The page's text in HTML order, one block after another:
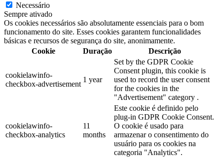
Necessário
Sempre ativado
Os cookies necessários são absolutamente essenciais para o bom
funcionamento do site. Esses cookies garantem funcionalidades
básicas e recursos de segurança do site, anonimamente.
Cookie
Duração Descrição
cookielawinfo-
checkbox-advertisement
1 year
Set by the GDPR Cookie
Consent plugin, this cookie is
used to record the user consent
for the cookies in the
"Advertisement" category .
cookielawinfo-
checkbox-analytics
11
months
Este cookie é definido pelo
plug-in GDPR Cookie Consent.
O cookie é usado para
armazenar o consentimento do
usuário para os cookies na
categoria "Analytics".